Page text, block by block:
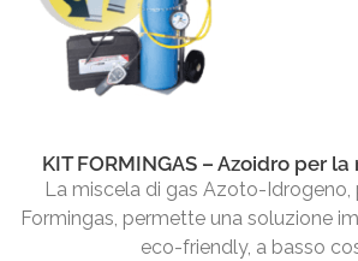
KIT FORMINGAS – Azoidro per
La miscela di gas Azoto-
Formingas, permette una soluzione
eco-friendly, a basso